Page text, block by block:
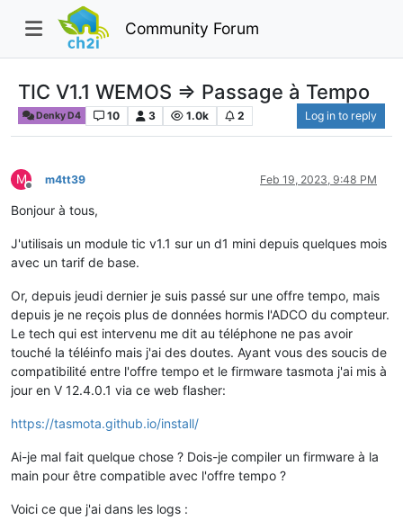
Community Forum
TIC V1.1 WEMOS => Passage à Tempo
Denky D4 10 3 1.0k 2 Log in to reply
M
Offline
m4tt39 Feb 19, 2023, 9:48 PM
Bonjour à tous,
J'utilisais un module tic v1.1 sur un d1 mini depuis quelques mois
avec un tarif de base.
Or, depuis jeudi dernier je suis passé sur une offre tempo, mais
depuis je ne reçois plus de données hormis l'ADCO du compteur.
Le tech qui est intervenu me dit au téléphone ne pas avoir
touché la téléinfo mais j'ai des doutes. Ayant vous des soucis de
compatibilité entre l'offre tempo et le firmware tasmota j'ai mis à
jour en V 12.4.0.1 via ce web flasher:
https://tasmota.github.io/install/
Ai-je mal fait quelque chose ? Dois-je compiler un firmware à la
main pour être compatible avec l'offre tempo ?
Voici ce que j'ai dans les logs :